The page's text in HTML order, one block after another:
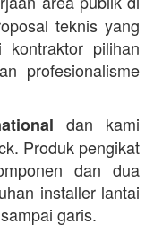
teknis yang
pilihan
profesionalisme
dan kami
Produk pengikat
dan dua
installer lantai
garis.